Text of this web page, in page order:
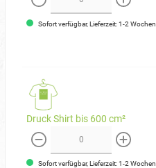
weniger mehr
Sofort verfügbar, Lieferzeit: 1-2 Wochen
Druck Shirt bis 600 cm²
weniger mehr
Sofort verfügbar, Lieferzeit: 1-2 Wochen